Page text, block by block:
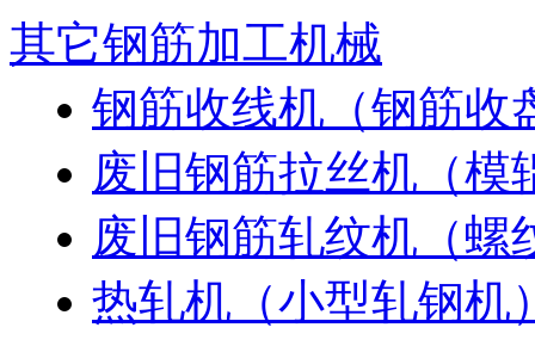
其它钢筋加工机械
钢筋收线机（钢筋收
废旧钢筋拉丝机（模
废旧钢筋轧纹机（螺
热轧机（小型轧钢机